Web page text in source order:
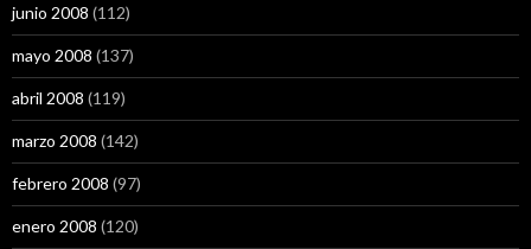
junio 2008 (112)
mayo 2008 (137)
abril 2008 (119)
marzo 2008 (142)
febrero 2008 (97)
enero 2008 (120)